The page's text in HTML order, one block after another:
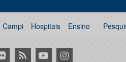
Campi Hospitais Ensino
RSS YoutubeInstagram